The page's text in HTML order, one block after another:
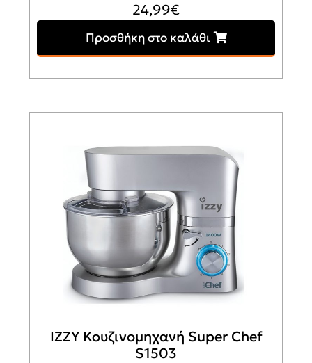
24,99€
Προσθήκη στο καλάθι
IZZY Κουζινομηχανή Super Chef
S1503